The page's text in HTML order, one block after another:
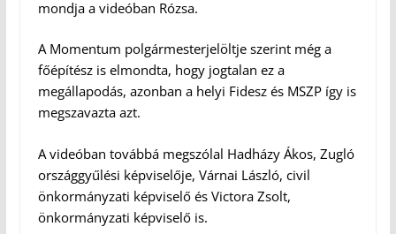
mondja a videóban Rózsa.
A Momentum polgármesterjelöltje szerint még a
főépítész is elmondta, hogy jogtalan ez a
megállapodás, azonban a helyi Fidesz és MSZP így is
megszavazta azt.
A videóban továbbá megszólal Hadházy Ákos, Zugló
országgyűlési képviselője, Várnai László, civil
önkormányzati képviselő és Victora Zsolt,
önkormányzati képviselő is.